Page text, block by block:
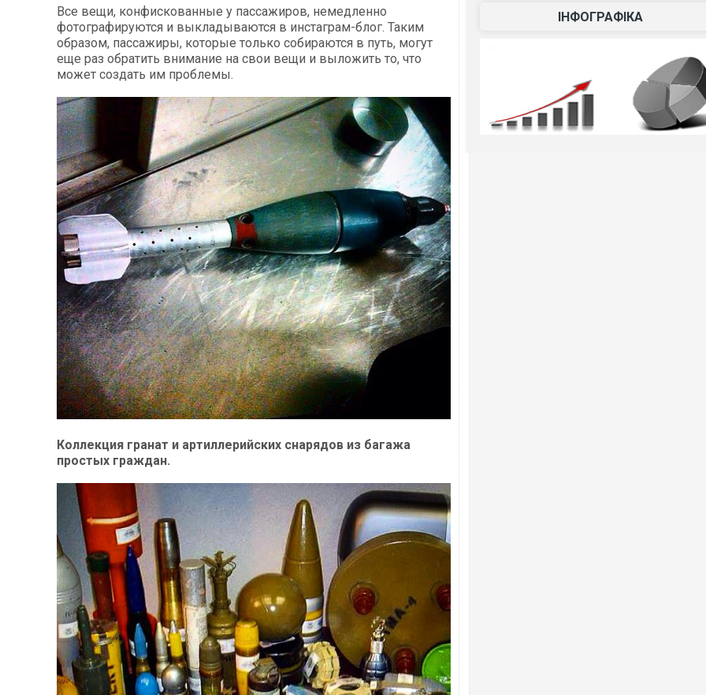
Все вещи, конфискованные у пассажиров, немедленно
фотографируются и выкладываются в инстаграм-блог. Таким
образом, пассажиры, которые только собираются в путь, могут
еще раз обратить внимание на свои вещи и выложить то, что
может создать им проблемы.
Коллекция гранат и артиллерийских снарядов из багажа
простых граждан.
ІНФОГРАФІКА